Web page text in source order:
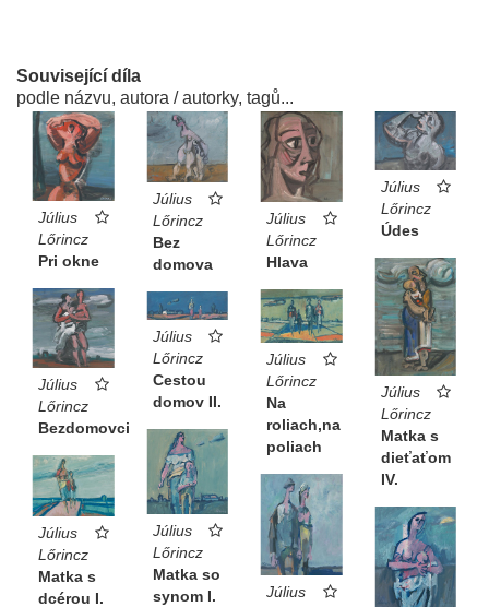
Související díla
podle názvu, autora / autorky, tagů...
Július
Lőrincz
Pri okne
Július
Lőrincz
Bez
domova
Július
Lőrincz
Hlava
Július
Lőrincz
Údes
Július
Lőrincz
Matka s
dieťaťom
IV.
Július
Lőrincz
Bezdomovci
Július
Lőrincz
Na
roliach,na
poliach
Július
Lőrincz
Cestou
domov II.
Július
Lőrincz
Matka so
synom I.
Július
Lőrincz
Matka s
dcérou I.
Július